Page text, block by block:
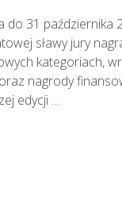
do 31 października
sławy jury
kategoriach,
nagrody
edycji …